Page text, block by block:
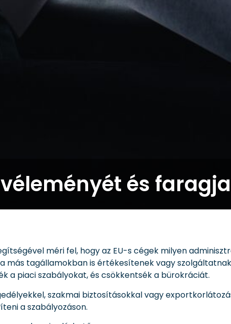
és
méri fel, hogy az EU-s cégek milyen
más tagállamokban is értékesítenek vagy
a piaci szabályokat, és csökkentsék a bürokráciát.
szakmai biztosításokkal vagy
a szabályozáson.